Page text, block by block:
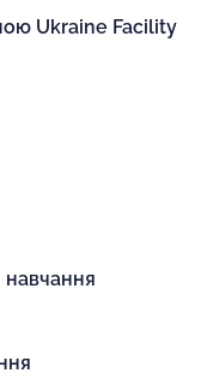
Ukraine Facility